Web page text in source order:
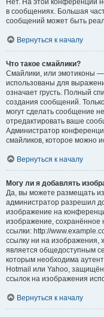
Нет. На этой конференции
в сообщениях. Большая
сообщений может быть
Вернуться к началу
Что такое смайлики?
Смайлики, или эмотиконы —
использованы для
означает грусть. Полный
создания сообщений.
могут сделать сообщение
отредактировать ваше
Администратор
смайликов, которое можно
Вернуться к началу
Могу ли я добавлять
Да, вы можете размещать
администратор разрешил
изображение на
изображение,
ссылки: http://
ссылку ни на изображения,
является общедоступным
которым необходима
Hotmail или Yahoo,
ссылок на изображения
Вернуться к началу